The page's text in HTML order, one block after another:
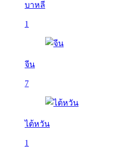
บาหลี
1
จีน
7
ไต้หวัน
1